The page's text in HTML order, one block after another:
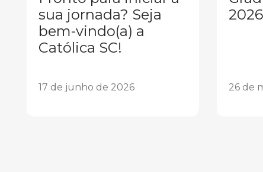
sua jornada? Seja
bem-vindo(a) a
Católica SC!
17 de junho de 2026
2026
26 de